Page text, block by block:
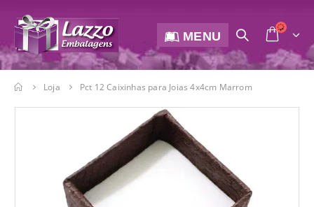
MENU
Loja Pct 12 Caixinhas para Joias 4x4cm Marrom